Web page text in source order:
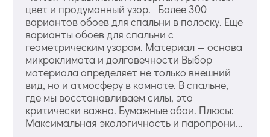
цвет и продуманный узор. Более 300
вариантов обоев для спальни в полоску. Еще
варианты обоев для спальни с
геометрическим узором. Материал — основа
микроклимата и долговечности Выбор
материала определяет не только внешний
вид, но и атмосферу в комнате. В спальне,
где мы восстанавливаем силы, это
критически важно. Бумажные обои. Плюсы:
Максимальная экологичность и паропрони...